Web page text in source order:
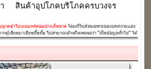
สินค้าอุปโภคบริโภคครบวงจร